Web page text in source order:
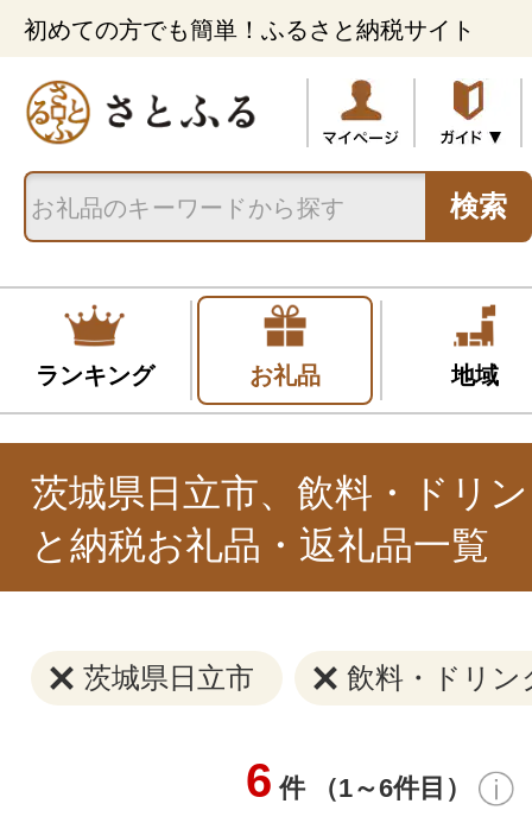
初めての方でも簡単！ふるさと納税サイト
検索
ランキング お礼品 地域
茨城県日立市、飲料・ドリ
と納税お礼品・返礼品一覧
茨城県日立市 飲料・ドリン
6 件 （1～6件目）